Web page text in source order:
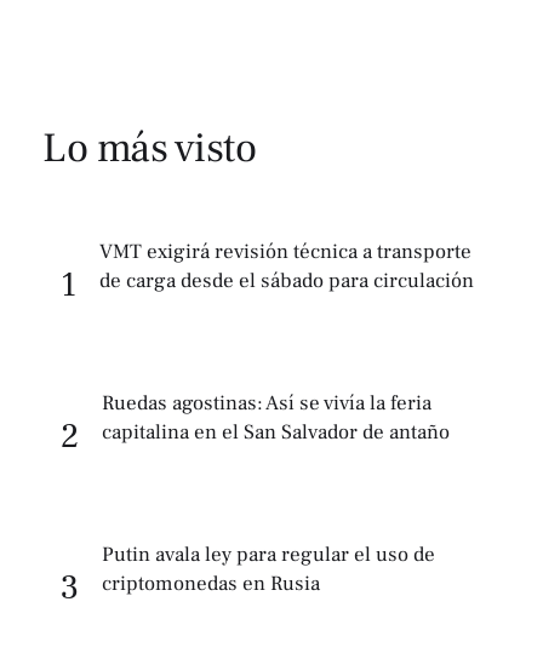
Lo más visto
1
VMT exigirá revisión técnica a transporte
de carga desde el sábado para circulación
2
Ruedas agostinas: Así se vivía la feria
capitalina en el San Salvador de antaño
3
Putin avala ley para regular el uso de
criptomonedas en Rusia